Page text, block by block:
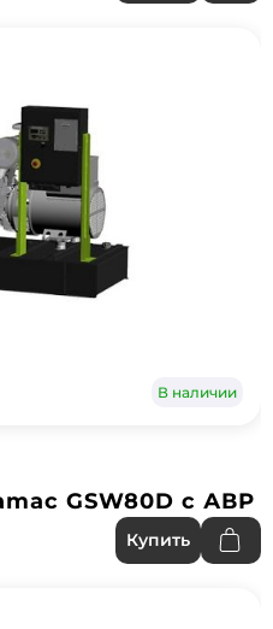
В наличии
GSW80D с АВР
Купить